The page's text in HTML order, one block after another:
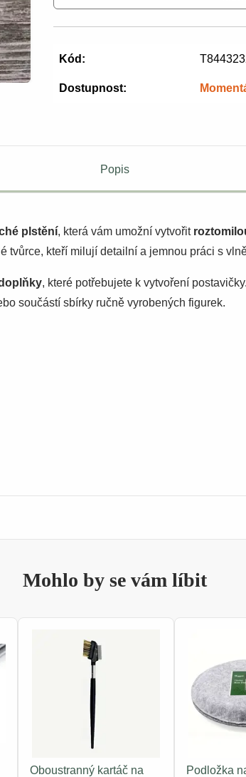
Kód:
Dostupnost:
Popis
plstění, která vám umožní vytvořit
tvůrce, kteří milují detailní a jemnou práci s
, které potřebujete k vytvoření postavičky.
součástí sbírky ručně vyrobených figurek.
Mohlo by se vám líbit
Oboustranný kartáč na
Podložka